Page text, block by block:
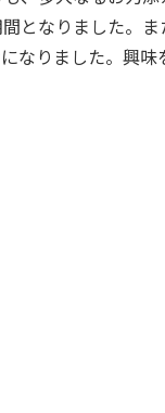
となりました。
なりました。興